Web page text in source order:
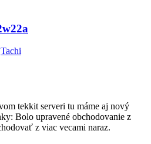
Tachi
tekkit serveri tu máme aj nový
Bolo upravené obchodovanie z
z viac vecami naraz.